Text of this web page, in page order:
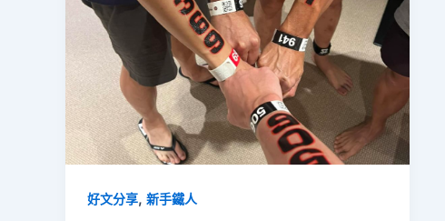
好文分享, 新手鐵人